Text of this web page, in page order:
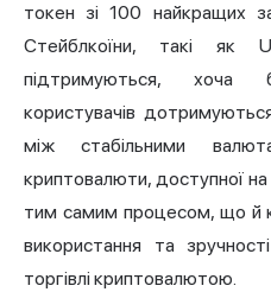
токен зі 100 найкращих
Стейблкоїни, такі як
підтримуються, хоча
користувачів
між стабільними
криптовалюти, доступної
тим самим процесом, що й
використання та
торгівлі криптовалютою.